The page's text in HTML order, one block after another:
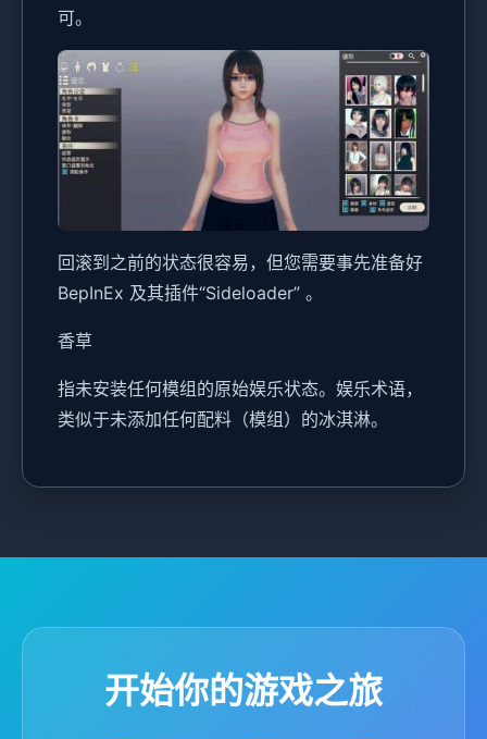
可。
回滚到之前的状态很容易，但您需要事先准备好
BepInEx 及其插件“Sideloader” 。
香草
指未安装任何模组的原始娱乐状态。娱乐术语，
类似于未添加任何配料（模组）的冰淇淋。
开始你的游戏之旅